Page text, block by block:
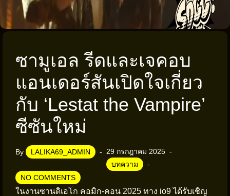
ซามูเอล รีดและเจคอบ
แอนเดอร์สันเปิดใจเกี่ยว
กับ ‘Lestat the Vampire’
ซีซันใหม่
By LALIKA69_ADMIN
29 กรกฎาคม 2025
บทความ
NO COMMENTS
ในงานซานดิเอโก คอมิก-คอน 2025 ทาง io9 ได้รับเชิญ